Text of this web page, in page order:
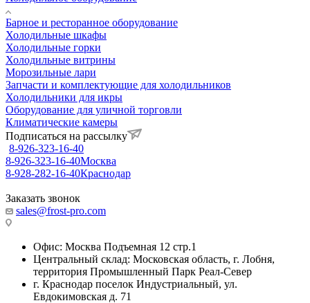
Барное и ресторанное оборудование
Холодильные шкафы
Холодильные горки
Холодильные витрины
Морозильные лари
Запчасти и комплектующие для холодильников
Холодильники для икры
Оборудование для уличной торговли
Климатические камеры
Подписаться на рассылку
8-926-323-16-40
8-926-323-16-40Москва
8-928-282-16-40Краснодар
Заказать звонок
sales@frost-pro.com
Офис: Москва Подъемная 12 стр.1
Центральный склад: Московская область, г. Лобня,
территория Промышленный Парк Реал-Север
г. Краснодар поселок Индустриальный, ул.
Евдокимовская д. 71